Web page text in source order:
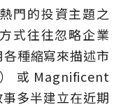
門的投資主題之
式往往忽略企業
種縮寫來描述市
或Magnificent
多半建立在近期